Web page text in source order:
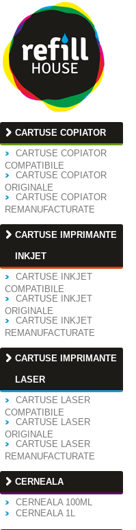
CARTUSE COPIATOR
CARTUSE COPIATOR
COMPATIBILE
CARTUSE COPIATOR
ORIGINALE
CARTUSE COPIATOR
REMANUFACTURATE
CARTUSE IMPRIMANTE
INKJET
CARTUSE INKJET
COMPATIBILE
CARTUSE INKJET
ORIGINALE
CARTUSE INKJET
REMANUFACTURATE
CARTUSE IMPRIMANTE
LASER
CARTUSE LASER
COMPATIBILE
CARTUSE LASER
ORIGINALE
CARTUSE LASER
REMANUFACTURATE
CERNEALA
CERNEALA 100ML
CERNEALA 1L